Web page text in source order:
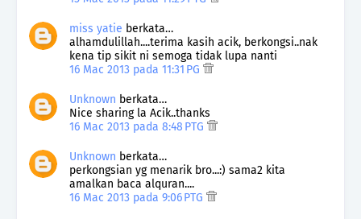
miss yatie berkata…
alhamdulillah....terima kasih acik, berkongsi..nak
kena tip sikit ni semoga tidak lupa nanti
16 Mac 2013 pada 11:31 PG
Unknown berkata…
Nice sharing la Acik..thanks
16 Mac 2013 pada 8:48 PTG
Unknown berkata…
perkongsian yg menarik bro...:) sama2 kita
amalkan baca alquran....
16 Mac 2013 pada 9:06 PTG